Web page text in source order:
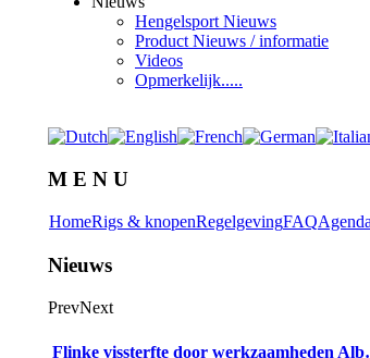
Hengelsport Nieuws
Product Nieuws / informatie
Videos
Opmerkelijk.....
M E N U
HomeRigs & knopenRegelgevingFAQ
Nieuws
PrevNext
Flinke vissterfte door werkzaamheden